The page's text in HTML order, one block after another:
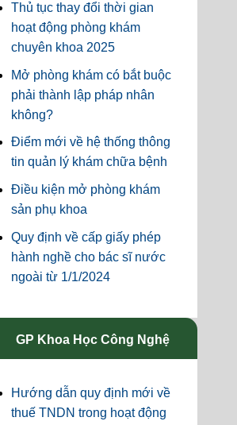
Thủ tục thay đổi thời gian
hoạt động phòng khám
chuyên khoa 2025
Mở phòng khám có bắt buộc
phải thành lập pháp nhân
không?
Điểm mới về hệ thống thông
tin quản lý khám chữa bệnh
Điều kiện mở phòng khám
sản phụ khoa
Quy định về cấp giấy phép
hành nghề cho bác sĩ nước
ngoài từ 1/1/2024
GP Khoa Học Công Nghệ
Hướng dẫn quy định mới về
thuế TNDN trong hoạt động